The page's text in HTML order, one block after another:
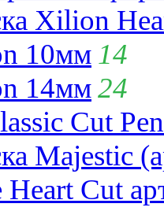
Xilion
10мм 14
14мм24
Cut
Majestic
Cut